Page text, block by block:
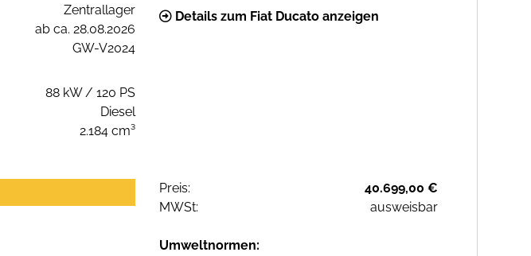
Zentrallager
ab ca. 28.08.2026
GW-V2024
88 kW / 120 PS
Diesel
2.184 cm³
Details zum Fiat Ducato anzeigen
Preis:
40.699,00 €
MWSt:
ausweisbar
Umweltnormen: